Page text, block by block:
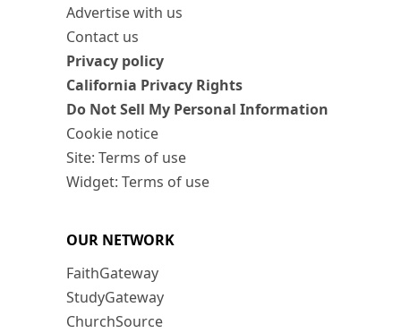
Advertise with us
Contact us
Privacy policy
California Privacy Rights
Do Not Sell My Personal Information
Cookie notice
Site: Terms of use
Widget: Terms of use
OUR NETWORK
FaithGateway
StudyGateway
ChurchSource